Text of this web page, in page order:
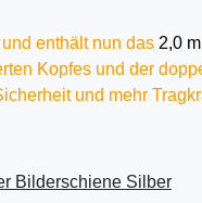
enthält nun das 2,0
Kopfes und der
und mehr
Bilderschiene Silber